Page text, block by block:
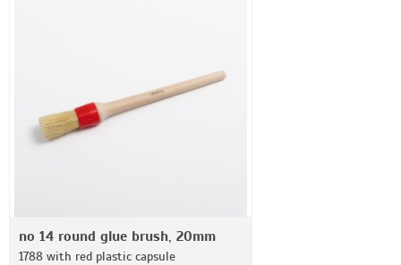
no 14 round glue brush, 20mm
1788 with red plastic capsule